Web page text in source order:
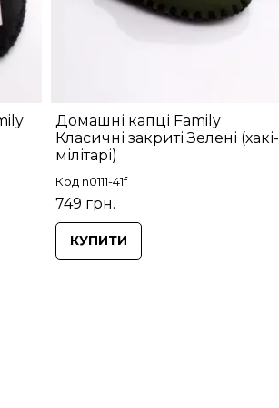
Домашні капці Family
Класичні закриті Зелені (хакі-
мілітарі)
Код n0111-41f
749 грн.
КУПИТИ